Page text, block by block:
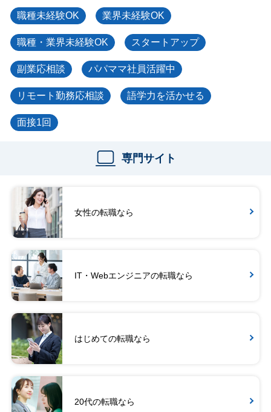
職種未経験OK 業界未経験OK
職種・業界未経験OK スタートアップ
副業応相談 パパママ社員活躍中
リモート勤務応相談 語学力を活かせる
面接1回
専門サイト
女性の転職なら
IT・Webエンジニアの転職なら
はじめての転職なら
20代の転職なら